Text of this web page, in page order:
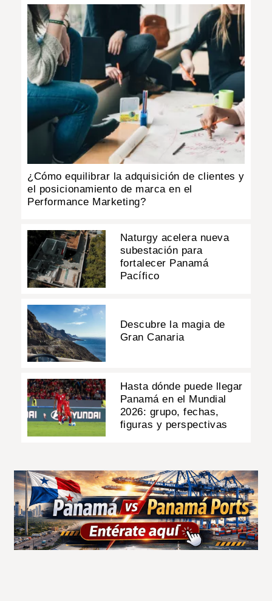
¿Cómo equilibrar la adquisición de clientes y
el posicionamiento de marca en el
Performance Marketing?
Naturgy acelera nueva
subestación para
fortalecer Panamá
Pacífico
Descubre la magia de
Gran Canaria
Hasta dónde puede llegar
Panamá en el Mundial
2026: grupo, fechas,
figuras y perspectivas